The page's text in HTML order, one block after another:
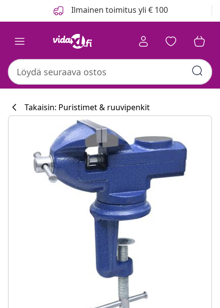
Ilmainen toimitus yli € 100
#sharemevidaxl
Takaisin: Puristimet & ruuvipenkit